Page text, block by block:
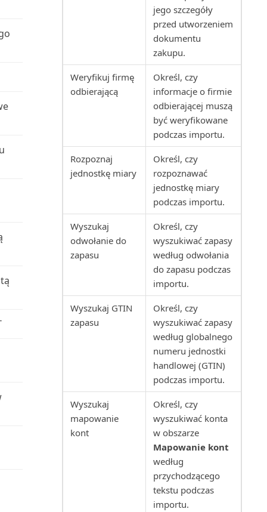
Projekty wg nabywców (raport)
Przedmiot serwisu: Zużycie
zasobów (raport)
Przedmioty serwisu (raport)
Przedpłacone zapisy kontraktu
Płatności wstrzymane (raport)
Rachunek przepływów
pieniężnych (raport)
Rachunek zysków i strat (raport)
Raport uzgodnienia VAT (raport)
Rejestr konserwacji (raport)
Rejestr ubezpieczeń (raport)
jego szczegóły
przed utworzeniem
dokumentu
zakupu.
Weryfikuj firmę
odbierającą
Określ, czy
informacje o firmie
odbierającej muszą
być weryfikowane
podczas importu.
Rozpoznaj
jednostkę miary
Określ, czy
rozpoznawać
jednostkę miary
podczas importu.
Wyszukaj
odwołanie do
zapasu
Określ, czy
wyszukiwać zapasy
według odwołania
do zapasu podczas
importu.
Wyszukaj GTIN
zapasu
Określ, czy
wyszukiwać zapasy
według globalnego
numeru jednostki
handlowej (GTIN)
podczas importu.
Wyszukaj
mapowanie
kont
Określ, czy
wyszukiwać konta
w obszarze
Mapowanie kont
według
przychodzącego
tekstu podczas
importu.